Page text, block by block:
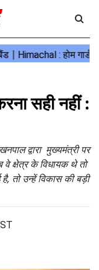
सही नहीं :
द्वारा मुख्यमंत्री पर
वे क्षेत्र के विधायक थे तो
तो उन्हें विकास की बड़ी